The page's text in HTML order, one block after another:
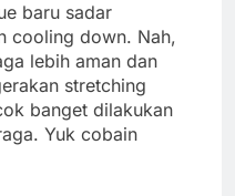
baru sadar
cooling down. Nah,
lebih aman dan
stretching
banget dilakukan
Yuk cobain